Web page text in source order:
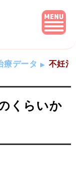
療データ 不妊
くらいか